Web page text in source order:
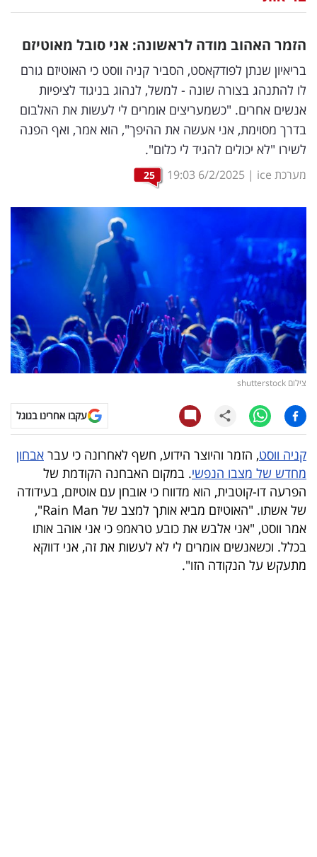
וטק
שיווק
ופרסום
משפט
מדדים
דעות
רכילות
עסקית
קריפטו
ויראלי
טלוויזיה
עסקי
ספורט
קריירה
ולימודים
מינויים
הזמר האהוב מודה לראשונה: אני סובל מאוטיזם
בריאיון שנתן לפודקאסט, הסביר קניה ווסט כי האוטיזם גורם
לו להתנהג בצורה שונה - למשל, לנהוג בניגוד לציפיות
אנשים אחרים. "כשמעריצים אומרים לי לעשות את האלבום
בדרך מסוימת, אני אעשה את ההיפך", הוא אמר, ואף הפנה
לשירו "לא יכולים להגיד לי כלום".
מערכת ice |
6/2/2025
19:03
25
צילום shutterstock
עקבו אחרינו בגוגל
קניה ווסט, הזמר והיוצר הידוע, חשף לאחרונה כי עבר אבחון
מחדש של מצבו הנפשי. במקום האבחנה הקודמת של
הפרעה דו-קוטבית, הוא מדווח כי אובחן עם אוטיזם, בעידודה
של אשתו. "האוטיזם מביא אותך למצב של Rain Man",
אמר ווסט, "אני אלבש את כובע טראמפ כי אני אוהב אותו
בכלל. וכשאנשים אומרים לי לא לעשות את זה, אני דווקא
מתעקש על הנקודה הזו".